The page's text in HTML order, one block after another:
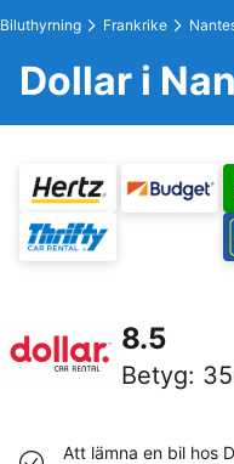
Biluthyrning Frankrike
Dollar i
8.5
Betyg:
Att lämna en bil hos